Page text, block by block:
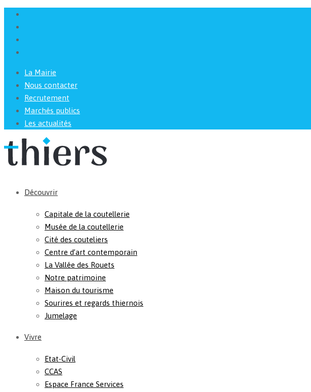
La Mairie
Nous contacter
Recrutement
Marchés publics
Les actualités
Découvrir
Capitale de la coutellerie
Musée de la coutellerie
Cité des couteliers
Centre d’art contemporain
La Vallée des Rouets
Notre patrimoine
Maison du tourisme
Sourires et regards thiernois
Jumelage
Vivre
Etat-Civil
CCAS
Espace France Services